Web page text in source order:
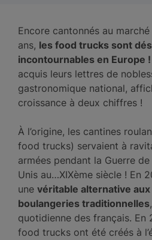
Encore cantonnés au
ans, les food trucks sont
incontournables en Europe !
acquis leurs lettres de
gastronomique national,
croissance à deux chiffres !
À l’origine, les cantines
food trucks) servaient à
armées pendant la Guerre
Unis au…XIXème siècle ! En
une véritable alternative
boulangeries traditionnelles
quotidienne des français. En
food trucks ont été créés à